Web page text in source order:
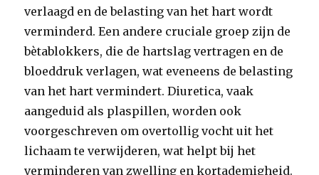
verlaagd en de belasting van het hart wordt
verminderd. Een andere cruciale groep zijn de
bètablokkers, die de hartslag vertragen en de
bloeddruk verlagen, wat eveneens de belasting
van het hart vermindert. Diuretica, vaak
aangeduid als plaspillen, worden ook
voorgeschreven om overtollig vocht uit het
lichaam te verwijderen, wat helpt bij het
verminderen van zwelling en kortademigheid.